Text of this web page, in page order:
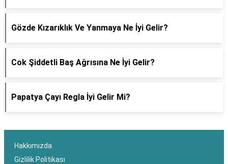
Gözde Kızarıklık Ve Yanmaya Ne İyi Gelir?
Cok Şiddetli Baş Ağrısına Ne İyi Gelir?
Papatya Çayı Regla İyi Gelir Mi?
Hakkımızda
Gizlilik Politikası